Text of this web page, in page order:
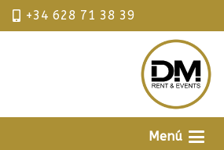
+34 628 71 38 39
Menú